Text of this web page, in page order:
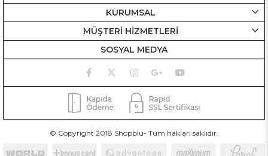
KURUMSAL
MÜŞTERİ HİZMETLERİ
SOSYAL MEDYA
© Copyright 2018 Shopblu- Tüm hakları saklıdır.